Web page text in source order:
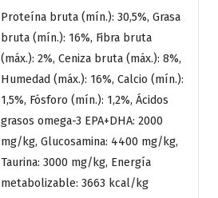
Proteína bruta (mín.): 30,5%, Grasa
bruta (mín.): 16%, Fibra bruta
(máx.): 2%, Ceniza bruta (máx.): 8%,
Humedad (máx.): 16%, Calcio (mín.):
1,5%, Fósforo (mín.): 1,2%, Ácidos
grasos omega-3 EPA+DHA: 2000
mg/kg, Glucosamina: 4400 mg/kg,
Taurina: 3000 mg/kg, Energía
metabolizable: 3663 kcal/kg